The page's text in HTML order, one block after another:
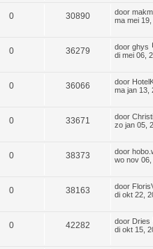
0 30890 door
ma mei
0 36279 door ghys
di mei 06,
0 36066 door
ma jan 13,
0 33671 door
zo jan 05,
0 38373 door
wo nov
0 38163 door
di okt 22,
0 42282 door Dries
di okt 15,